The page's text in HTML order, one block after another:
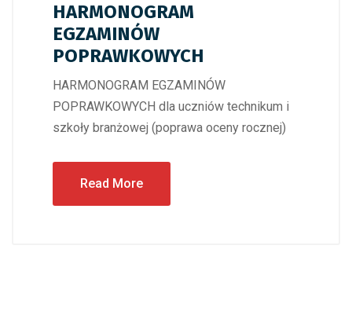
HARMONOGRAM
EGZAMINÓW
POPRAWKOWYCH
HARMONOGRAM EGZAMINÓW
POPRAWKOWYCH dla uczniów technikum i
szkoły branżowej (poprawa oceny rocznej)
Read More